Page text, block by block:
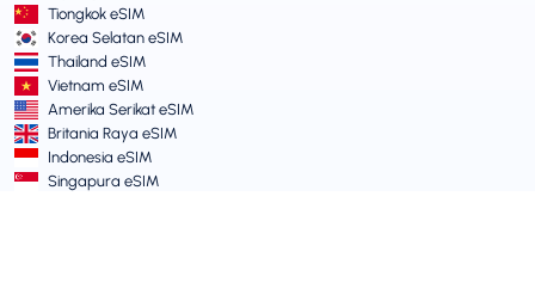
Tiongkok eSIM
Korea Selatan eSIM
Thailand eSIM
Vietnam eSIM
Amerika Serikat eSIM
Britania Raya eSIM
Indonesia eSIM
Singapura eSIM